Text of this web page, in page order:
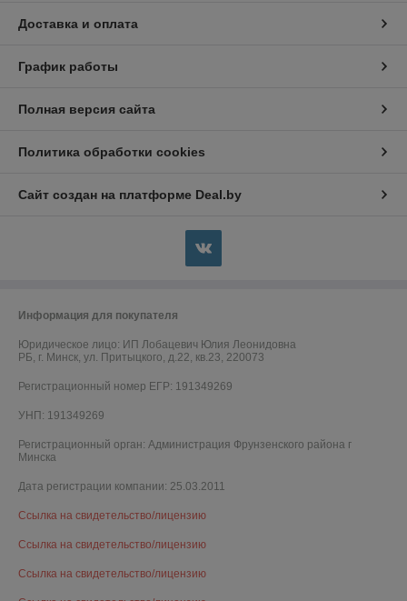
Доставка и оплата
График работы
Полная версия сайта
Политика обработки cookies
Сайт создан на платформе Deal.by
Информация для покупателя
Юридическое лицо: ИП Лобацевич Юлия Леонидовна
РБ, г. Минск, ул. Притыцкого, д.22, кв.23, 220073
Регистрационный номер ЕГР: 191349269
УНП: 191349269
Регистрационный орган: Администрация Фрунзенского района г
Минска
Дата регистрации компании: 25.03.2011
Ссылка на свидетельство/лицензию
Ссылка на свидетельство/лицензию
Ссылка на свидетельство/лицензию